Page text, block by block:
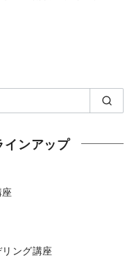
インアップ
ング講座